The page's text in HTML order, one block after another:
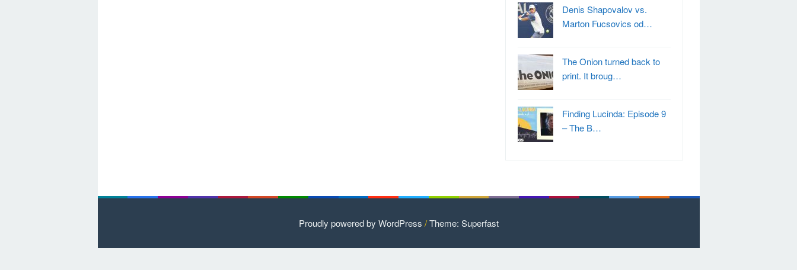
Denis Shapovalov vs.
Marton Fucsovics od…
The Onion turned back to
print. It broug…
Finding Lucinda: Episode 9
– The B…
Proudly powered by WordPress /Theme: Superfast